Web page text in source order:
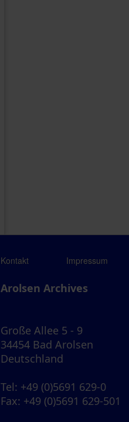
Kontakt Impressum
Arolsen Archives
Große Allee 5 - 9
34454 Bad Arolsen
Deutschland
Tel: +49 (0)5691 629-0
Fax: +49 (0)5691 629-501